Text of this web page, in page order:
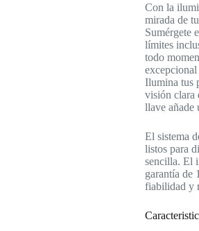
Con la
mirada de
Sumérgete
límites
todo
Ilumina tus
visión clara
llave añade
El sistema
listos para
sencilla. El
garantía de
fiabilidad y